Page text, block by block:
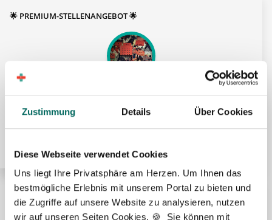
Zustimmung Details Über Cookies
Diese Webseite verwendet Cookies
Uns liegt Ihre Privatsphäre am Herzen. Um Ihnen das
bestmögliche Erlebnis mit unserem Portal zu bieten und
die Zugriffe auf unsere Website zu analysieren, nutzen
wir auf unseren Seiten Cookies. 🍪 Sie können mit
🌟 PREMIUM-STELLENANGEBOT 🌟
Apotheker (m/w/d) in Voll- oder Teilzeit ab sofort
Nahe Ulm
🌟 PREMIUM-STELLENANGEBOT 🌟